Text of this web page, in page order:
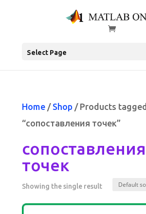
Select Page
Home/ Shop/ Products tagged
“сопоставления точек”
сопоставления
точек
Showing the single result